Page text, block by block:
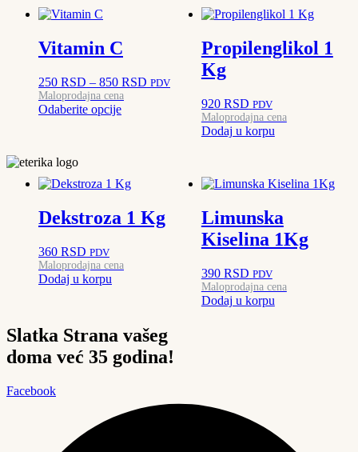
Vitamin C
250 RSD – 850 RSD Raspon
PDV
Maloprodajna cena
Odaberite opcijeOvaj
Opcije
mogu
biti
izabrane
proizvoda.
Propilenglikol 1
Kg
920 RSD PDV
Maloprodajna cena
Dodaj u korpu
Dekstroza 1 Kg
360 RSD PDV
Maloprodajna cena
Dodaj u korpu
Limunska
Kiselina 1Kg
390 RSD PDV
Maloprodajna cena
Dodaj u korpu
Slatka Strana vašeg
doma već 35 godina!
Facebook